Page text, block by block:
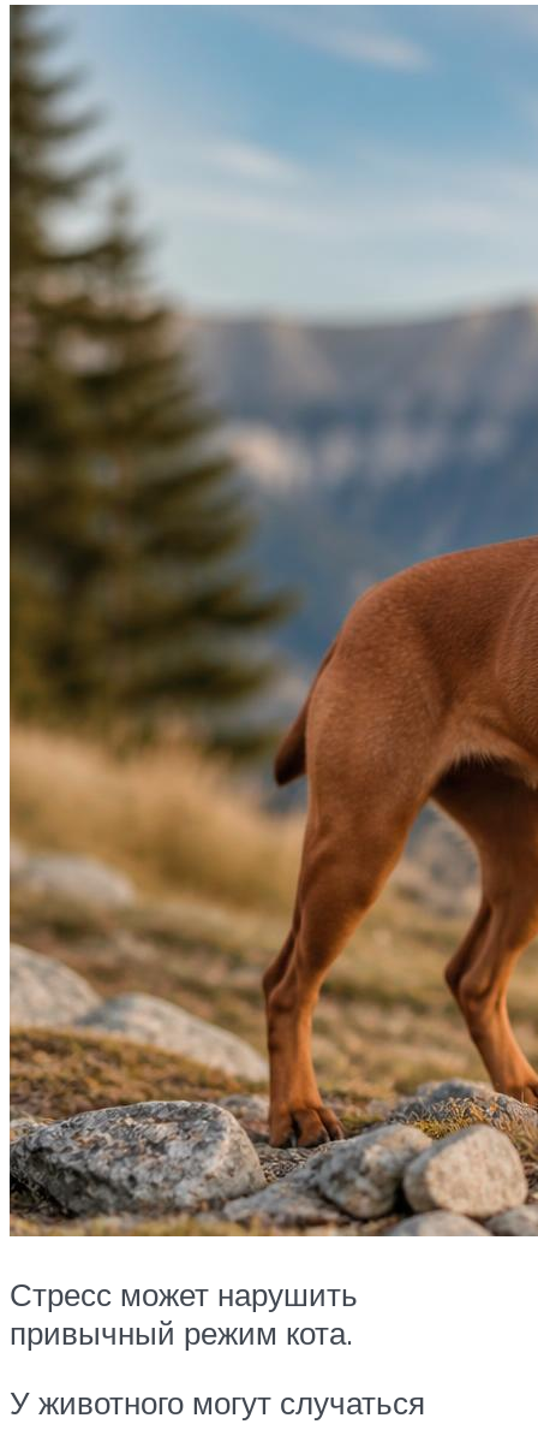
Стресс может нарушить
привычный режим кота.
У животного могут случаться